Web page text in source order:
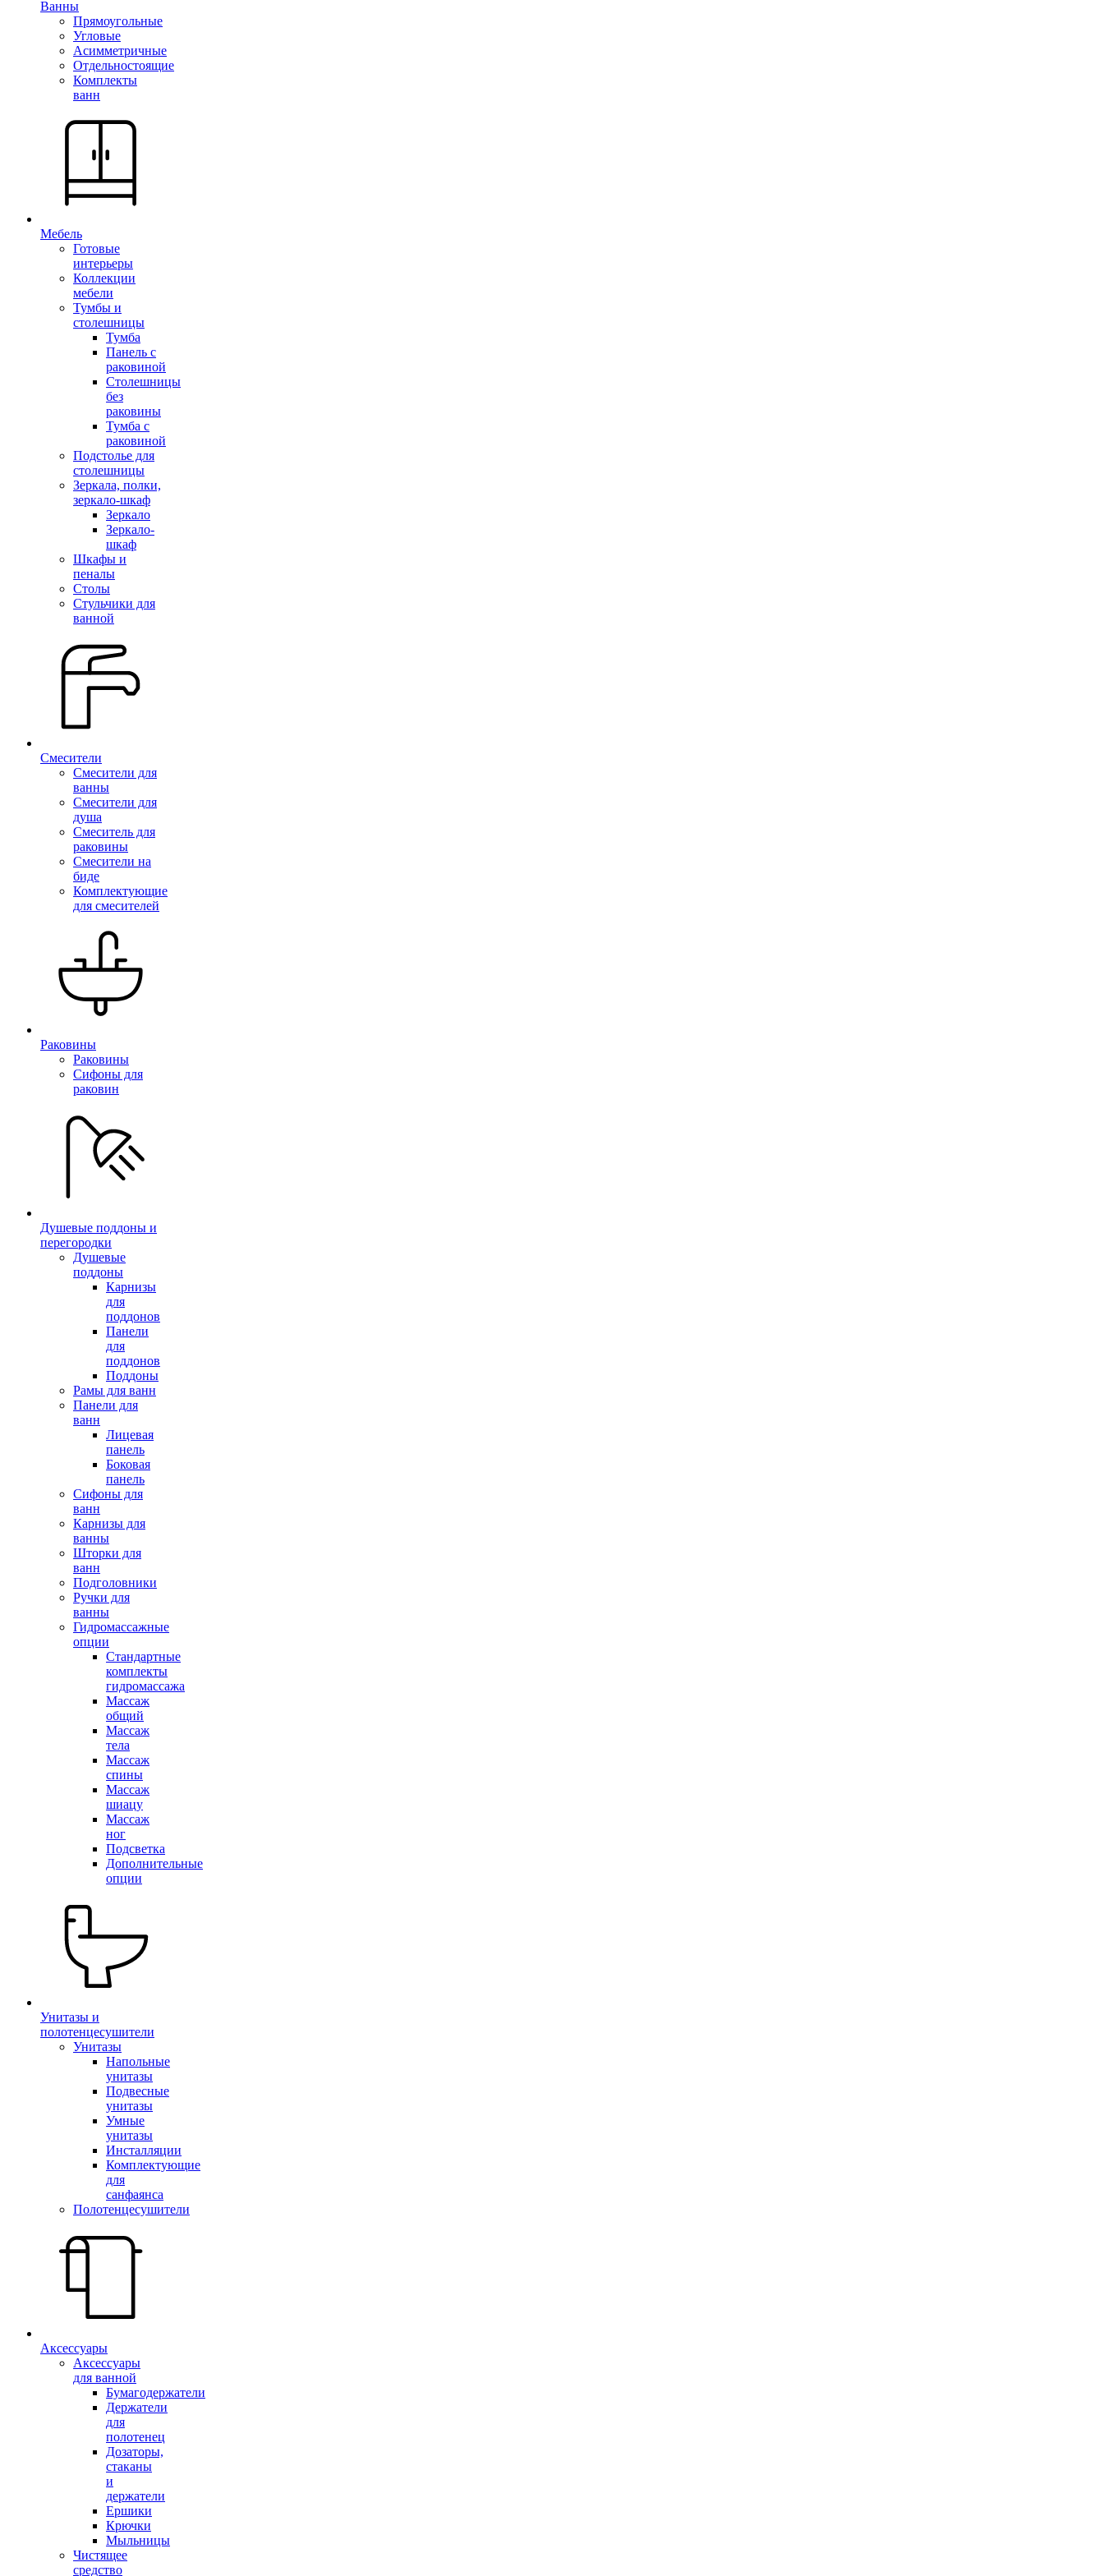
Ванны
Прямоугольные
Угловые
Асимметричные
Отдельностоящие
Комплекты
ванн
Мебель
Готовые
интерьеры
Коллекции
мебели
Тумбы и
столешницы
Тумба
Панель с
раковиной
Столешницы
без
раковины
Тумба с
раковиной
Подстолье для
столешницы
Зеркала, полки,
зеркало-шкаф
Зеркало
Зеркало-
шкаф
Шкафы и
пеналы
Столы
Стульчики для
ванной
Смесители
Смесители для
ванны
Смесители для
душа
Смеситель для
раковины
Смесители на
биде
Комплектующие
для смесителей
Раковины
Раковины
Сифоны для
раковин
Душевые поддоны и
перегородки
Душевые
поддоны
Карнизы
для
поддонов
Панели
для
поддонов
Поддоны
Рамы для ванн
Панели для
ванн
Лицевая
панель
Боковая
панель
Сифоны для
ванн
Карнизы для
ванны
Шторки для
ванн
Подголовники
Ручки для
ванны
Гидромассажные
опции
Стандартные
комплекты
гидромассажа
Массаж
общий
Массаж
тела
Массаж
спины
Массаж
шиацу
Массаж
ног
Подсветка
Дополнительные
опции
Унитазы и
полотенцесушители
Унитазы
Напольные
унитазы
Подвесные
унитазы
Умные
унитазы
Инсталляции
Комплектующие
для
санфаянса
Полотенцесушители
Аксессуары
Аксессуары
для ванной
Бумагодержатели
Держатели
для
полотенец
Дозаторы,
стаканы
и
держатели
Ершики
Крючки
Мыльницы
Чистящее
средство